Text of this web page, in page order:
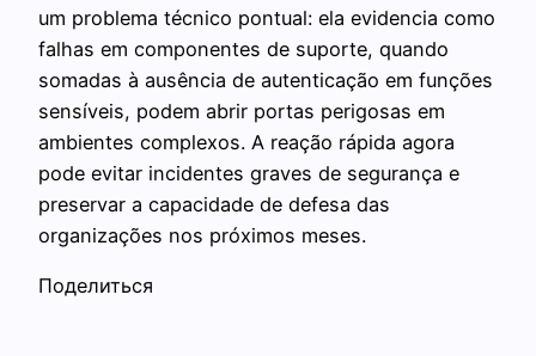
um problema técnico pontual: ela evidencia como
falhas em componentes de suporte, quando
somadas à ausência de autenticação em funções
sensíveis, podem abrir portas perigosas em
ambientes complexos. A reação rápida agora
pode evitar incidentes graves de segurança e
preservar a capacidade de defesa das
organizações nos próximos meses.
Поделиться